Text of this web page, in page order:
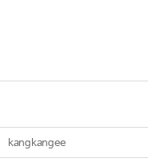
kangkangee